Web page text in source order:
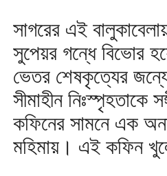
সাগরের এই
সুপেয়র গন্ধে বিভোর
ভেতর শেষকৃত্যের
সীমাহীন নিঃস্পৃহতাকে
কফিনের সামনে এক
মহিমায়। এই কফিন